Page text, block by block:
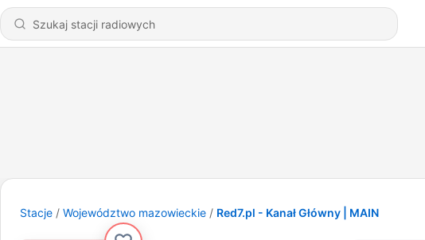
Stacje Województwo mazowieckie Red7.pl - Kanał Główny | MAIN